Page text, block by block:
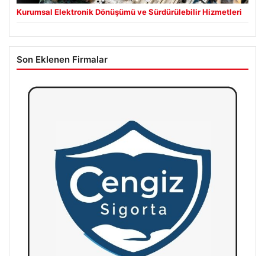
Kurumsal Elektronik Dönüşümü ve Sürdürülebilir Hizmetleri
Son Eklenen Firmalar